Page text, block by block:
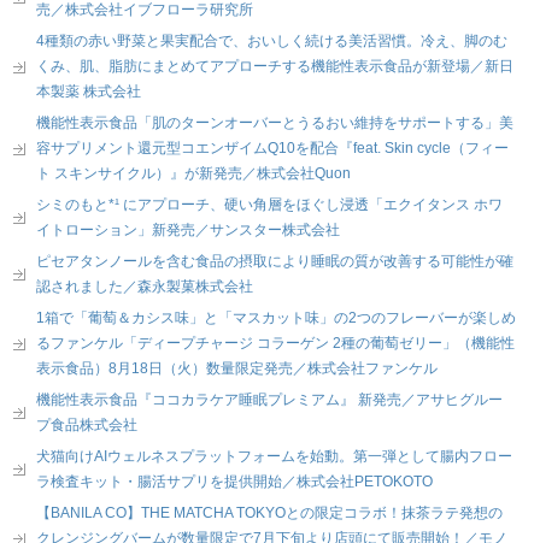
売／株式会社イブフローラ研究所
4種類の赤い野菜と果実配合で、おいしく続ける美活習慣。冷え、脚のむ
くみ、肌、脂肪にまとめてアプローチする機能性表示食品が新登場／新日
本製薬 株式会社
機能性表示食品「肌のターンオーバーとうるおい維持をサポートする」美
容サプリメント還元型コエンザイムQ10を配合『feat. Skin cycle（フィー
ト スキンサイクル）』が新発売／株式会社Quon
シミのもと*¹ にアプローチ、硬い角層をほぐし浸透「エクイタンス ホワ
イトローション」新発売／サンスター株式会社
ピセアタンノールを含む食品の摂取により睡眠の質が改善する可能性が確
認されました／森永製菓株式会社
1箱で「葡萄＆カシス味」と「マスカット味」の2つのフレーバーが楽しめ
るファンケル「ディープチャージ コラーゲン 2種の葡萄ゼリー」（機能性
表示食品）8月18日（火）数量限定発売／株式会社ファンケル
機能性表示食品『ココカラケア睡眠プレミアム』 新発売／アサヒグルー
プ食品株式会社
犬猫向けAIウェルネスプラットフォームを始動。第一弾として腸内フロー
ラ検査キット・腸活サプリを提供開始／株式会社PETOKOTO
【BANILA CO】THE MATCHA TOKYOとの限定コラボ！抹茶ラテ発想の
クレンジングバームが数量限定で7月下旬より店頭にて販売開始！／モノ